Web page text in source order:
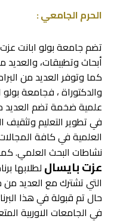
الحرم الجامعي :
أبحاث وتطبيقات،
كما وتوفر العديد من
والدكتوراة ، فجامعة
علمية ضخمة تضم العديد
في تطوير التعليم
العلمية في كافة
نشاطات البحث العلمي.
عزت بايسال لطلابها
التي تشترك مع العديد
حال تم قبولة في هذا
في الجامعات الاوربية